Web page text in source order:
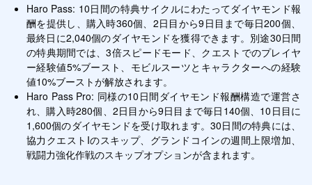
Haro Pass: 10日間の特典サイクルにわたってダイヤモンド報
酬を提供し、購入時360個、2日目から9日目まで毎日200個、
最終日に2,040個のダイヤモンドを獲得できます。別途30日間
の特典期間では、3倍スピードモード、クエストでのプレイヤ
ー経験値5%ブースト、モビルスーツとキャラクターへの経験
値10%ブーストが解放されます。
Haro Pass Pro: 同様の10日間ダイヤモンド報酬構造で運営さ
れ、購入時280個、2日目から9日目まで毎日140個、10日目に
1,600個のダイヤモンドを受け取れます。30日間の特典には、
協力クエストIのスキップ、グランドコインの週間上限増加、
戦闘力強化作戦のスキップオプションが含まれます。